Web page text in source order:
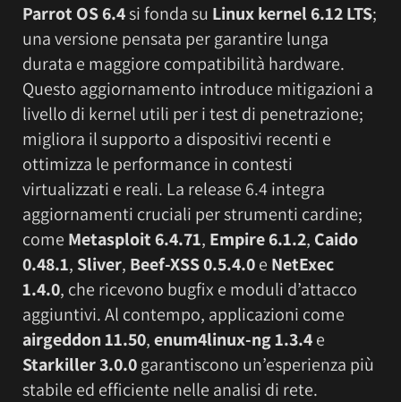
Parrot OS 6.4si fonda su Linux kernel 6.12 LTS;
una versione pensata per garantire lunga
durata e maggiore compatibilità hardware.
Questo aggiornamento introduce mitigazioni a
livello di kernel utili per i test di penetrazione;
migliora il supporto a dispositivi recenti e
ottimizza le performance in contesti
virtualizzati e reali. La release 6.4 integra
aggiornamenti cruciali per strumenti cardine;
come Metasploit 6.4.71, Empire 6.1.2, Caido
0.48.1, Sliver, Beef-XSS 0.5.4.0e NetExec
1.4.0, che ricevono bugfix e moduli d’attacco
aggiuntivi. Al contempo, applicazioni come
airgeddon 11.50,enum4linux-ng 1.3.4e
Starkiller 3.0.0garantiscono un’esperienza più
stabile ed efficiente nelle analisi di rete.